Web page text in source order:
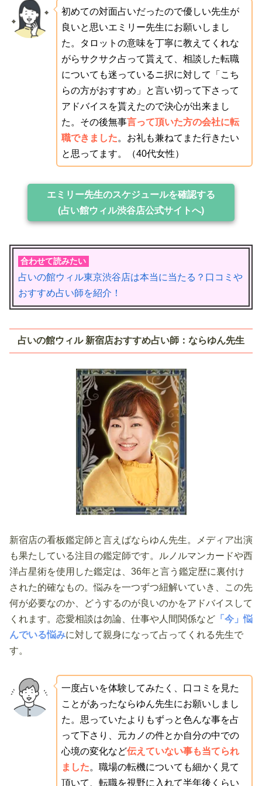
初めての対面占いだったので優しい先生が
良いと思いエミリー先生にお願いしまし
た。タロットの意味を丁寧に教えてくれな
がらサクサク占って貰えて、相談した転職
についても迷っているニ択に対して「こち
らの方がおすすめ」と言い切って下さって
アドバイスを貰えたので決心が出来まし
た。その後無事言って頂いた方の会社に転
職できました。お礼も兼ねてまた行きたい
と思ってます。（40代女性）
エミリー先生のスケジュールを確認する
(占い館ウィル渋谷店公式サイトへ)
合わせて読みたい
占いの館ウィル東京渋谷店は本当に当たる？口コミや
おすすめ占い師を紹介！
占いの館ウィル 新宿店おすすめ占い師：ならゆん先生
新宿店の看板鑑定師と言えばならゆん先生。メディア出演
も果たしている注目の鑑定師です。ルノルマンカードや西
洋占星術を使用した鑑定は、36年と言う鑑定歴に裏付け
された的確なもの。悩みを一つずつ紐解いていき、この先
何が必要なのか、どうするのが良いのかをアドバイスして
くれます。恋愛相談は勿論、仕事や人間関係など 「今」悩
んでいる悩みに対して親身になって占ってくれる先生で
す。
一度占いを体験してみたく、口コミを見た
ことがあったならゆん先生にお願いしまし
た。思っていたよりもずっと色んな事を占
って下さり、元カノの件とか自分の中での
心境の変化など伝えていない事も当てられ
ました。職場の転機についても細かく見て
頂いて、転職を視野に入れて半年後くらい